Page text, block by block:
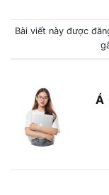
Bài viết này được
Á